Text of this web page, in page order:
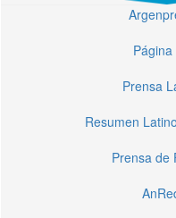
Página
Prensa
Resumen
Prensa de